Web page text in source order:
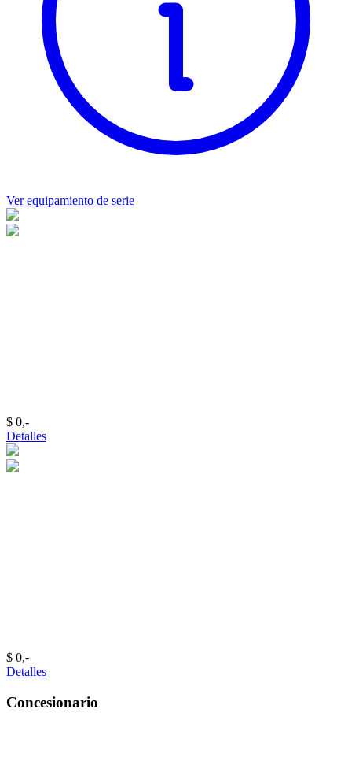
Ver equipamiento de serie
$ 0,-‍
Detalles
$ 0,-‍
Detalles
Concesionario